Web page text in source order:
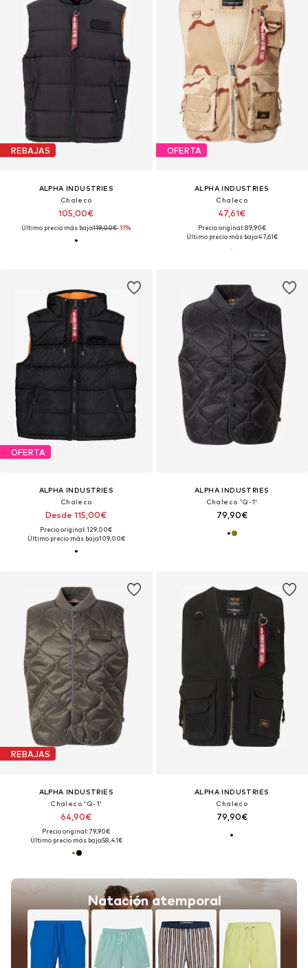
REBAJAS
ALPHA INDUSTRIES
Chaleco
105,00€
Último precio más bajo:119,00€-11%
OFERTA
ALPHA INDUSTRIES
Chaleco
47,61€
Precio original: 89,90€
Último precio más bajo:47,61€
OFERTA
ALPHA INDUSTRIES
Chaleco
Desde 115,00€
Precio original: 129,00€
Último precio más bajo:109,00€
ALPHA INDUSTRIES
Chaleco 'Q-1'
79,90€
REBAJAS
ALPHA INDUSTRIES
Chaleco 'Q-1'
64,90€
Precio original: 79,90€
Último precio más bajo:58,41€
Natación atemporal
ALPHA INDUSTRIES
Chaleco
79,90€